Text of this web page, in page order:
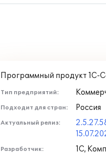
Программный продукт 1С-
Тип предприятий:
Подходит для стран: Россия
Актуальный релиз:
Разработчик: 1С,